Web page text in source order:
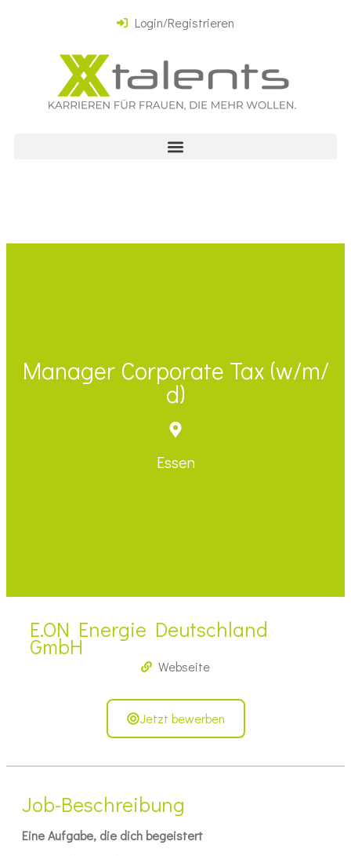
Login/Registrieren
Manager Corporate Tax (w/​m/​
d)
Essen
E.ON Energie Deutschland
GmbH
Webseite
Jetzt bewerben
Job-Beschreibung
Eine Aufgabe, die dich begeistert